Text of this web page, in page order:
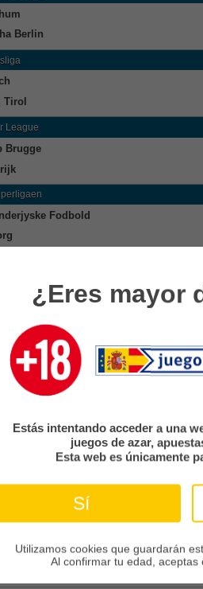
Berlin
Tirol
League
Brugge
Fodbold
Divisie
¿Eres mayor
Estás intentando acceder a una
juegos de azar,
Esta web es únicamente
Sí
Utilizamos cookies que guardarán
Al confirmar tu edad, aceptas